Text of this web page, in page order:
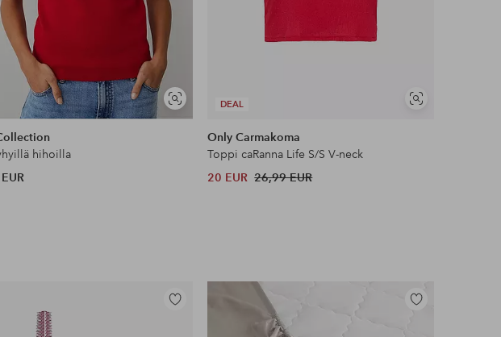
Näytä
samankaltaisia
hihoilla
DEAL
Näytä
Only Carmakoma
Toppi caRanna Life S/S V-neck
20 EUR 26,99 EUR
Lisää
Lisää